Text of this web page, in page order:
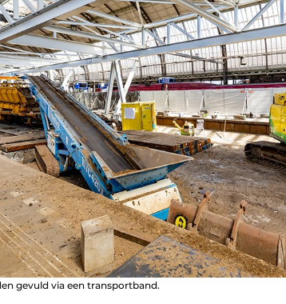
gevuld via een transportband.